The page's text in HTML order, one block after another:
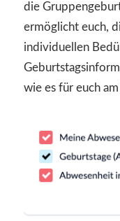
die
ermöglicht euch,
individuellen
wie es für euch